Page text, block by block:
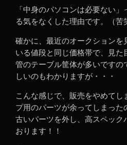
「中身のパソコンは必要ない
る気をなくした理由です。（苦
確かに、最近のオークションを
いる値段と同じ価格帯で、見た
管のテーブル筐体が多いですの
しいのもわかりますが・・・
こんな感じで、販売をやめてし
プ用のパーツが余ってしまっ
古いパーツを外し、高スペック
おります！！